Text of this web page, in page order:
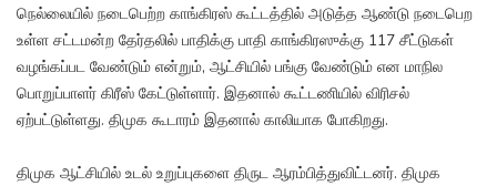
நெல்லையில் நடைபெற்ற காங்கிரஸ் கூட்டத்தில் அடுத்த ஆண்டு நடைபெற
உள்ள சட்டமன்ற தேர்தலில் பாதிக்கு பாதி காங்கிரஸுக்கு 117 சீட்டுகள்
வழங்கப்பட வேண்டும் என்றும், ஆட்சியில் பங்கு வேண்டும் என மாநில
பொறுப்பாளர் கிரீஸ் கேட்டுள்ளார். இதனால் கூட்டணியில் விரிசல்
ஏற்பட்டுள்ளது. திமுக கூடாரம் இதனால் காலியாக போகிறது.
திமுக ஆட்சியில் உடல் உறுப்புகளை திருட ஆரம்பித்துவிட்டனர். திமுக